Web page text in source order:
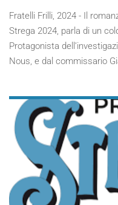
Fratelli Frilli, 2024 - Il
Strega 2024, parla di un
Protagonista
Nous, e dal commissario